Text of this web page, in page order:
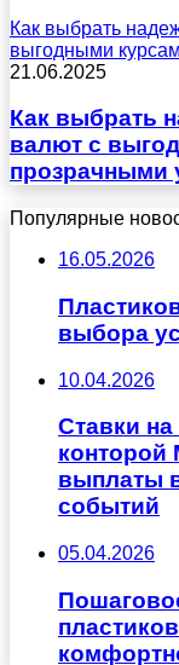
Как выбрать
выгодными
21.06.2025
Как выбрать
валют с
прозрачными
Популярные
16.05.2026
выбора
10.04.2026
Ставки
выплаты
событий
05.04.2026